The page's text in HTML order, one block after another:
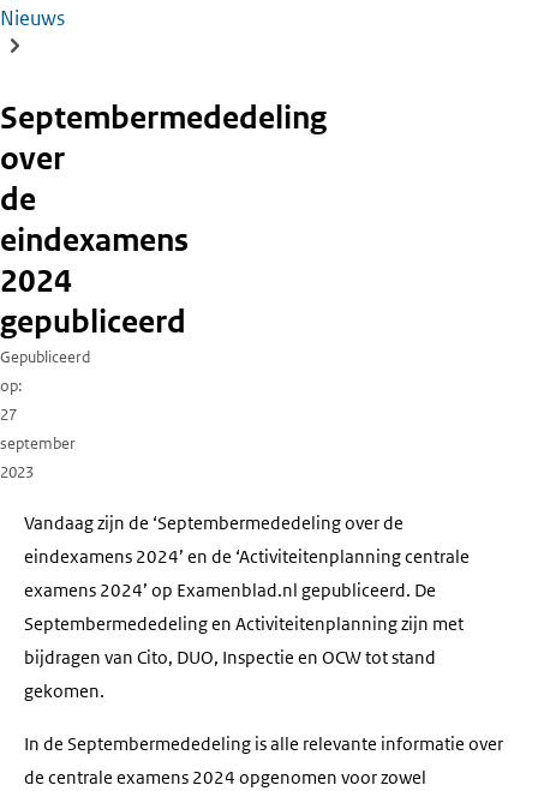
Nieuws
Septembermededeling
over
de
eindexamens
2024
gepubliceerd
Gepubliceerd
op
27
september
2023
Vandaag zijn de ‘Septembermededeling over de
eindexamens 2024’ en de ‘Activiteitenplanning centrale
examens 2024’ op Examenblad.nl gepubliceerd. De
Septembermededeling en Activiteitenplanning zijn met
bijdragen van Cito, DUO, Inspectie en OCW tot stand
gekomen.
In de Septembermededeling is alle relevante informatie over
de centrale examens 2024 opgenomen voor zowel